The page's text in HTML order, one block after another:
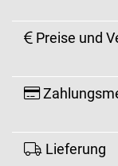
Preise und
Lieferung